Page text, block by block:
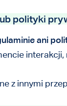
polityki
ani
z innymi